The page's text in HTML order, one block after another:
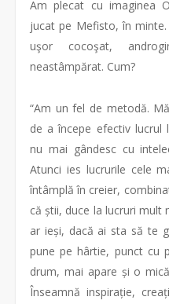
Am plecat cu imaginea
jucat pe Mefisto, în
uşor cocoşat,
neastâmpărat. Cum?
“Am un fel de metodă.
de a începe efectiv lucrul
nu mai gândesc cu
Atunci ies lucrurile cele
întâmplă în creier,
că știi, duce la lucruri mult
ar ieși, dacă ai sta să te
pune pe hârtie, punct cu
drum, mai apare și o
Înseamnă inspirație,